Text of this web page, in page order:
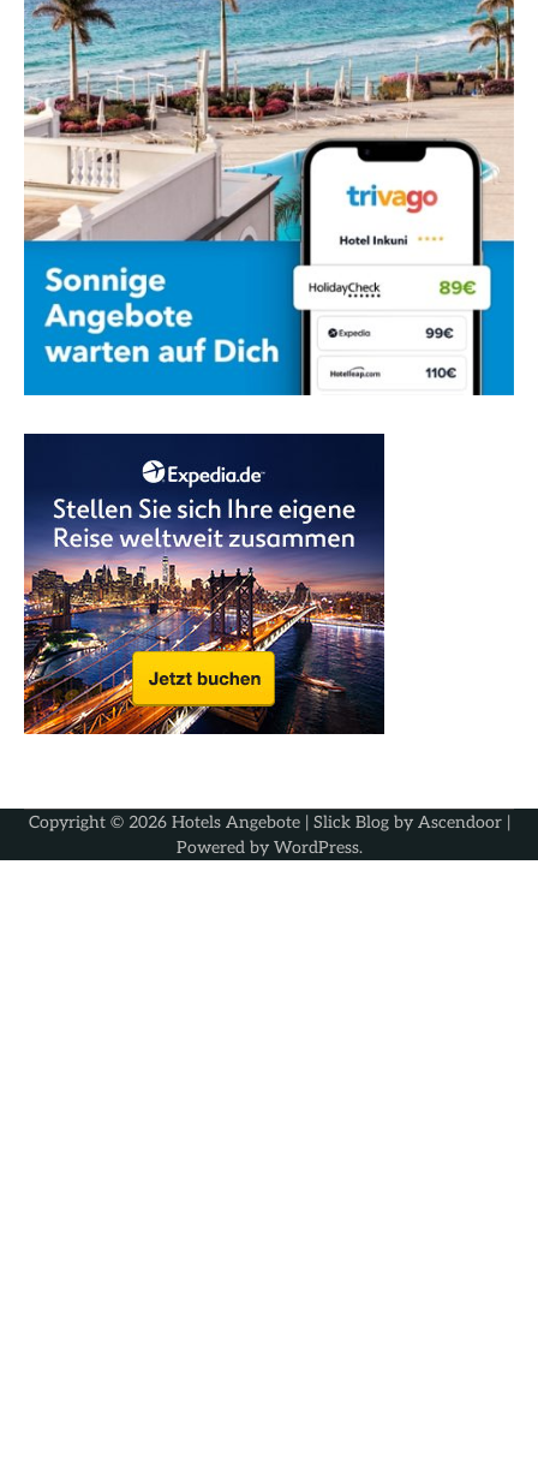
Copyright © 2026 Hotels Angebote| Slick Blog by Ascendoor|
Powered by WordPress.